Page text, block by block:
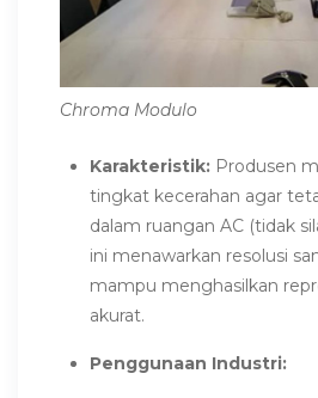
Chroma Modulo​
Karakteristik: Produsen
tingkat kecerahan agar
dalam ruangan AC (tidak
ini menawarkan resolusi
mampu menghasilkan
akurat.
Penggunaan Industri: